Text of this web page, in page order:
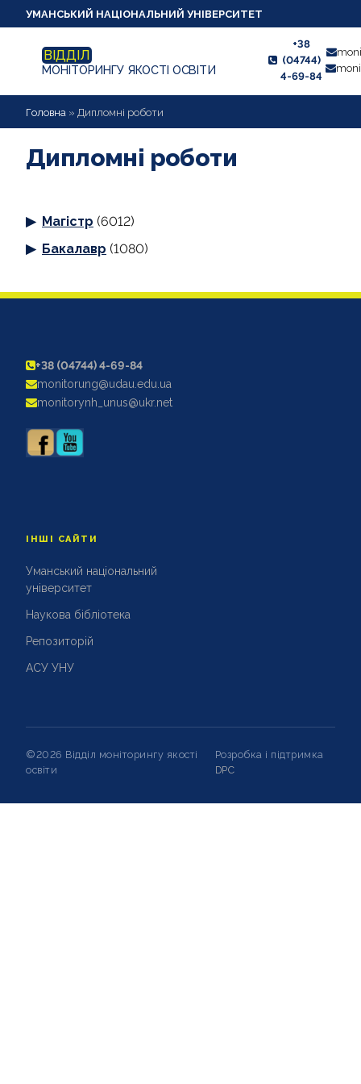
УМАНСЬКИЙ НАЦІОНАЛЬНИЙ УНІВЕРСИТЕТ
ВІДДІЛ
МОНІТОРИНГУ ЯКОСТІ ОСВІТИ
+38
(04744)
4-69-84
НОВИНИ
ПРО ВІДДІЛ
ВИКЛАДАЧУ
АНКЕТУВАННЯ
ДИПЛОМНІ РОБОТИ
АКРЕДИТАЦІЙНІ ЕКСПЕРТИЗИ
АКАДЕМІЧНА ДОБРОЧЕСНІСТЬ
Головна » Дипломні роботи
Дипломні роботи
Магістр (6012)
Бакалавр (1080)
+38 (04744) 4-69-84
monitorung@udau.edu.ua
monitorynh_unus@ukr.net
ІНШІ САЙТИ
Уманський національний
університет
Наукова бібліотека
Репозиторій
АСУ УНУ
©2026 Відділ моніторингу якості
освіти
Розробка і підтримка
DPC